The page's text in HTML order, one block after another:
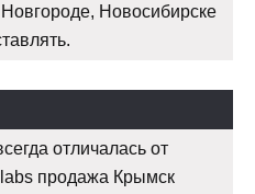
Новосибирске
отличалась от
продажа Крымск